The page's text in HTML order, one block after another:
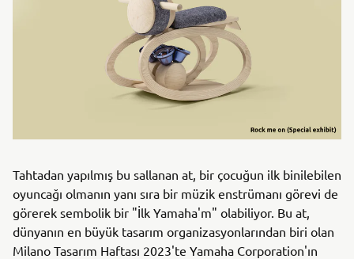
Tahtadan yapılmış bu sallanan at, bir çocuğun ilk binilebilen
oyuncağı olmanın yanı sıra bir müzik enstrümanı görevi de
görerek sembolik bir "İlk Yamaha'm" olabiliyor. Bu at,
dünyanın en büyük tasarım organizasyonlarından biri olan
Milano Tasarım Haftası 2023'te Yamaha Corporation'ın